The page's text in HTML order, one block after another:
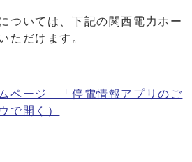
ついては、下記の関西電力ホー
ただけます。
ページ 「停電情報アプリのご
で開く）